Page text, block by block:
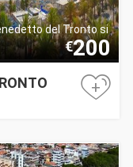
del Tronto si
€200
+